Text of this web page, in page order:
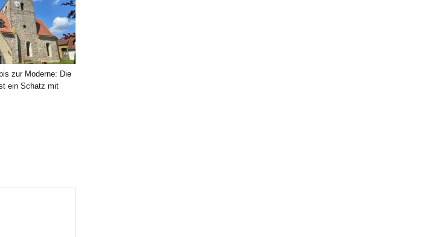
zur Moderne: Die
ein Schatz mit